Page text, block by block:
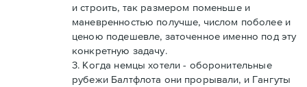
и строить, так размером поменьше и
маневренностью получше, числом поболее и
ценою подешевле, заточенное именно под эту
конкретную задачу.
3. Когда немцы хотели - оборонительные
рубежи Балтфлота они прорывали, и Гангуты